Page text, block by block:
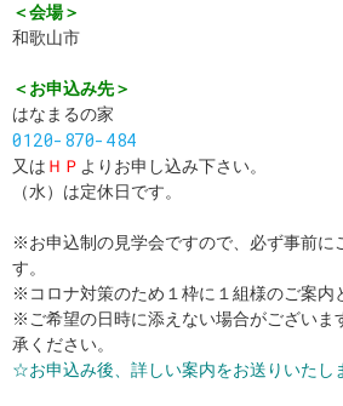
＜会場＞
和歌山市
＜お申込み先＞
はなまるの家
0120-870-484
又は ＨＰ よりお申し込み下さい。
（水）は定休日です。
※お申込制の見学会ですので、必ず事前に
す。
※コロナ対策のため１枠に１組様のご案内
※ご希望の日時に添えない場合がございま
承ください。
☆お申込み後、詳しい案内をお送りいたし